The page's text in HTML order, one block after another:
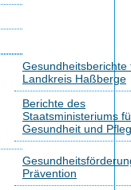
Gesundheitsberichte
Landkreis Haßberge
Berichte des
Staatsministeriums
Gesundheit und
Prävention